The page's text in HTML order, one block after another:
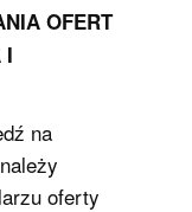
OFERT
I
na
oferty